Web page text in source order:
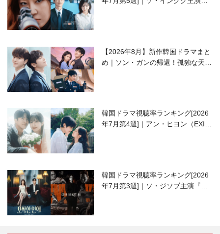
【2026年8月】新作韓国ドラマまと
め｜ソン・ガンの帰還！孤独な天才
韓国ドラマ視聴率ランキング[2026
年7月第4週]｜アン・ヒヨン（EXID
韓国ドラマ視聴率ランキング[2026
年7月第3週]｜ソ・ジソブ主演『エ